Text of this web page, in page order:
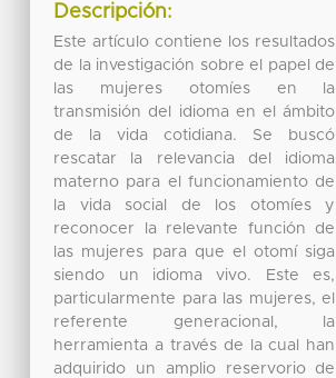
Descripción:
Este artículo contiene los resultados
de la investigación sobre el papel de
las mujeres otomíes en la
transmisión del idioma en el ámbito
de la vida cotidiana. Se buscó
rescatar la relevancia del idioma
materno para el funcionamiento de
la vida social de los otomíes y
reconocer la relevante función de
las mujeres para que el otomí siga
siendo un idioma vivo. Este es,
particularmente para las mujeres, el
referente generacional, la
herramienta a través de la cual han
adquirido un amplio reservorio de